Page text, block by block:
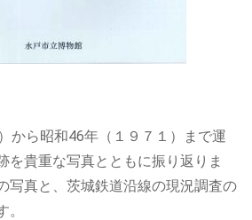
から昭和46年（１９７１）まで運
を貴重な写真とともに振り返りま
写真と、茨城鉄道沿線の現況調査の